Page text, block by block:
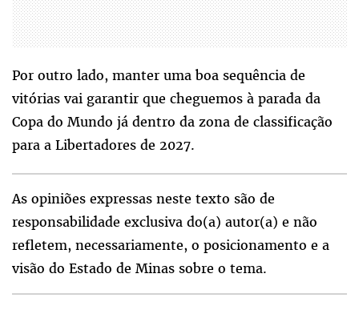
Por outro lado, manter uma boa sequência de
vitórias vai garantir que cheguemos à parada da
Copa do Mundo já dentro da zona de classificação
para a Libertadores de 2027.
As opiniões expressas neste texto são de
responsabilidade exclusiva do(a) autor(a) e não
refletem, necessariamente, o posicionamento e a
visão do Estado de Minas sobre o tema.